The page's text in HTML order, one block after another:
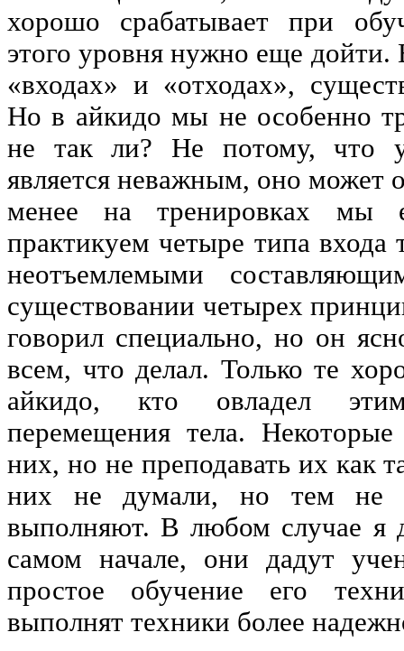
хорошо срабатывает при
этого уровня нужно еще
«входах» и «отходах»,
Но в айкидо мы не особенно
не так ли? Не потому, что
является неважным, оно может
менее на тренировках мы
практикуем четыре типа входа
неотъемлемыми
существовании четырех
говорил специально, но он
всем, что делал. Только те
айкидо, кто овладел
перемещения тела.
них, но не преподавать их как
них не думали, но тем не
выполняют. В любом случае я
самом начале, они дадут
простое обучение его
выполнят техники более